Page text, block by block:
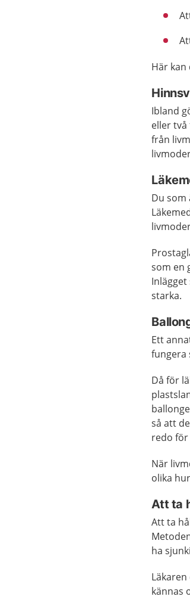
Här
Ibland
eller
från
Du som
som en
starka.
Ett
fungera
Då för
så att
redo
När
olika
Att ta
Att ta
ha
kännas